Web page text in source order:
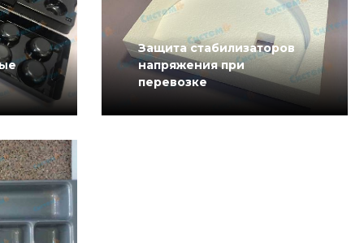
Защита стабилизаторов
напряжения при
перевозке